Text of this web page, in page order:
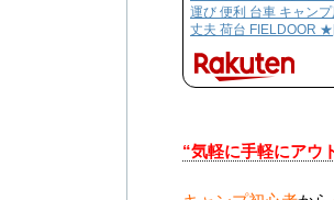
運び 便利 台車 キャン
丈夫 荷台 FIELDOOR
“気軽に手軽にアウ